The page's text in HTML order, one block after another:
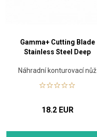
Gamma+ Cutting Blade
Stainless Steel Deep
Náhradní konturovací nůž
18.2 EUR